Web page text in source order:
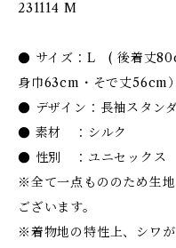
231114 M
● サイズ：L ( 後着丈
身巾63cm・そで丈56cm）
● デザイン：長袖スタン
● 素材 ：シルク
● 性別 ：ユニセックス
※全て一点もののため生
ございます。
※着物地の特性上、シワが